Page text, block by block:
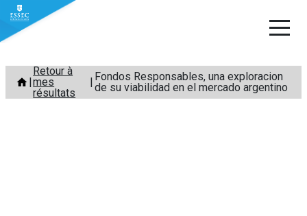
Aller
contenu
Retour à
mes
résultats
Fondos Responsables, una exploracion
de su viabilidad en el mercado argentino